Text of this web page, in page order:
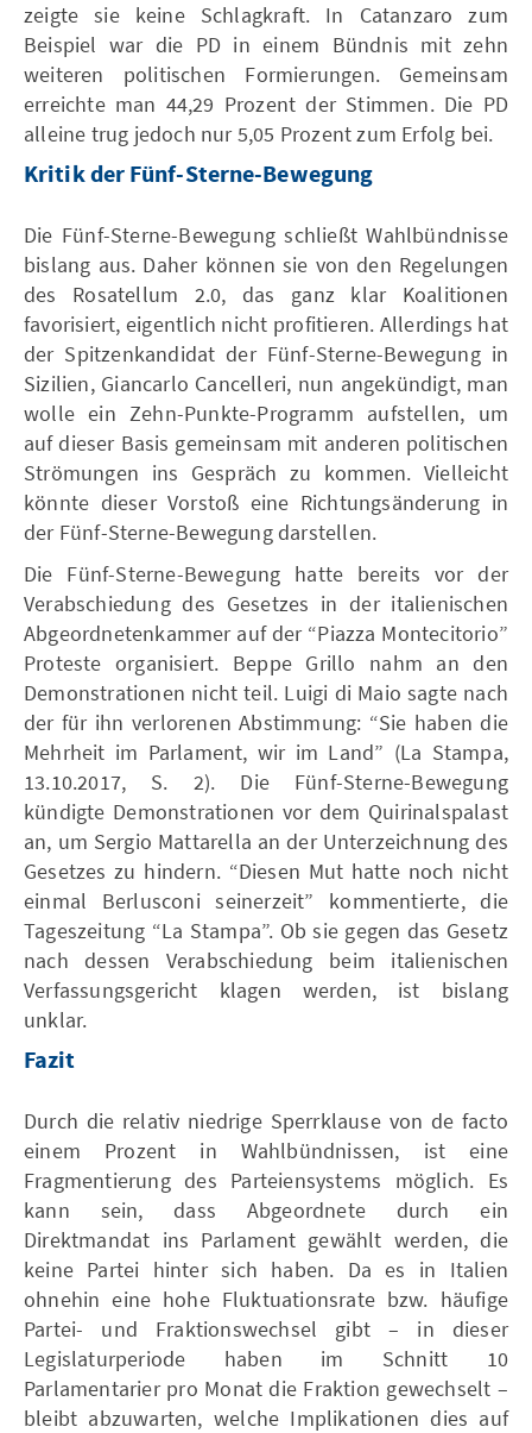
zeigte sie keine Schlagkraft. In Catanzaro zum
Beispiel war die PD in einem Bündnis mit zehn
weiteren politischen Formierungen. Gemeinsam
erreichte man 44,29 Prozent der Stimmen. Die PD
alleine trug jedoch nur 5,05 Prozent zum Erfolg bei.
Kritik der Fünf-Sterne-Bewegung
Die Fünf-Sterne-Bewegung schließt Wahlbündnisse
bislang aus. Daher können sie von den Regelungen
des Rosatellum 2.0, das ganz klar Koalitionen
favorisiert, eigentlich nicht profitieren. Allerdings hat
der Spitzenkandidat der Fünf-Sterne-Bewegung in
Sizilien, Giancarlo Cancelleri, nun angekündigt, man
wolle ein Zehn-Punkte-Programm aufstellen, um
auf dieser Basis gemeinsam mit anderen politischen
Strömungen ins Gespräch zu kommen. Vielleicht
könnte dieser Vorstoß eine Richtungsänderung in
der Fünf-Sterne-Bewegung darstellen.
Die Fünf-Sterne-Bewegung hatte bereits vor der
Verabschiedung des Gesetzes in der italienischen
Abgeordnetenkammer auf der “Piazza Montecitorio”
Proteste organisiert. Beppe Grillo nahm an den
Demonstrationen nicht teil. Luigi di Maio sagte nach
der für ihn verlorenen Abstimmung: “Sie haben die
Mehrheit im Parlament, wir im Land” (La Stampa,
13.10.2017, S. 2). Die Fünf-Sterne-Bewegung
kündigte Demonstrationen vor dem Quirinalspalast
an, um Sergio Mattarella an der Unterzeichnung des
Gesetzes zu hindern. “Diesen Mut hatte noch nicht
einmal Berlusconi seinerzeit” kommentierte, die
Tageszeitung “La Stampa”. Ob sie gegen das Gesetz
nach dessen Verabschiedung beim italienischen
Verfassungsgericht klagen werden, ist bislang
unklar.
Fazit
Durch die relativ niedrige Sperrklause von de facto
einem Prozent in Wahlbündnissen, ist eine
Fragmentierung des Parteiensystems möglich. Es
kann sein, dass Abgeordnete durch ein
Direktmandat ins Parlament gewählt werden, die
keine Partei hinter sich haben. Da es in Italien
ohnehin eine hohe Fluktuationsrate bzw. häufige
Partei- und Fraktionswechsel gibt – in dieser
Legislaturperiode haben im Schnitt 10
Parlamentarier pro Monat die Fraktion gewechselt –
bleibt abzuwarten, welche Implikationen dies auf